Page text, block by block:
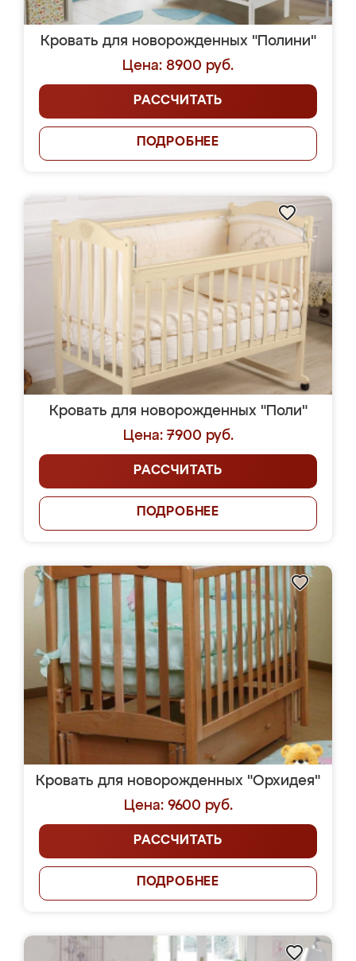
Кровать для новорожденных "Полини"
Цена: 8900 руб.
РАССЧИТАТЬ
ПОДРОБНЕЕ
Кровать для новорожденных "Поли"
Цена: 7900 руб.
РАССЧИТАТЬ
ПОДРОБНЕЕ
Кровать для новорожденных "Орхидея"
Цена: 9600 руб.
РАССЧИТАТЬ
ПОДРОБНЕЕ